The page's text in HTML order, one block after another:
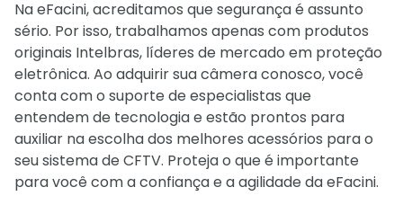
Na eFacini, acreditamos que segurança é assunto
sério. Por isso, trabalhamos apenas com produtos
originais Intelbras, líderes de mercado em proteção
eletrônica. Ao adquirir sua câmera conosco, você
conta com o suporte de especialistas que
entendem de tecnologia e estão prontos para
auxiliar na escolha dos melhores acessórios para o
seu sistema de CFTV. Proteja o que é importante
para você com a confiança e a agilidade da eFacini.